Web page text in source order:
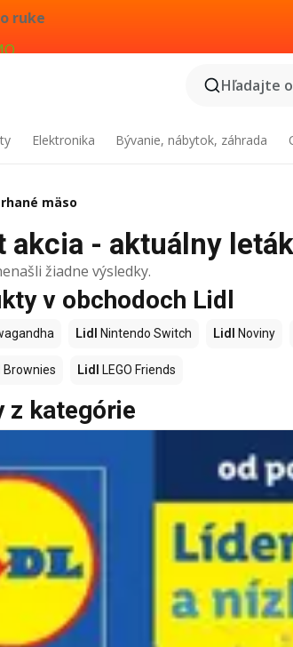
ruke
Hľadajte
Elektronika Bývanie, nábytok, záhrada
mäso
akcia - aktuálny
žiadne výsledky.
v obchodoch Lidl
Lidl Nintendo Switch Lidl Noviny
Brownies Lidl LEGO Friends
z kategórie